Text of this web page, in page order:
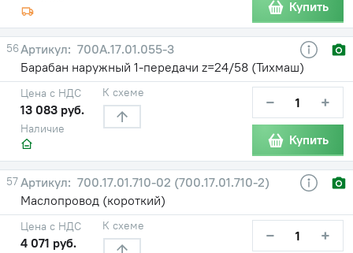
Купить
56
700А.17.01.055-3
Барабан наружный 1-передачи z=24/58 (Тихмаш)
Наличие
Цена с НДС
13 083 руб.
К схеме − +
Купить
57
700.17.01.710-02 (700.17.01.710-2)
Маслопровод (короткий)
Цена с НДС
4 071 руб.
К схеме − +